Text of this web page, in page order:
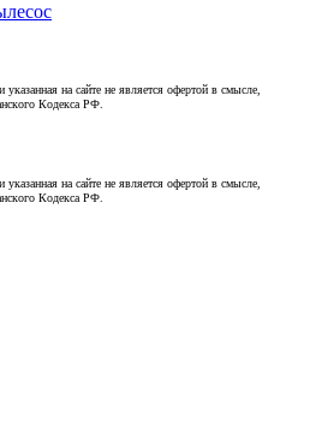
на сайте не является офертой в смысле,
Кодекса РФ.
на сайте не является офертой в смысле,
Кодекса РФ.